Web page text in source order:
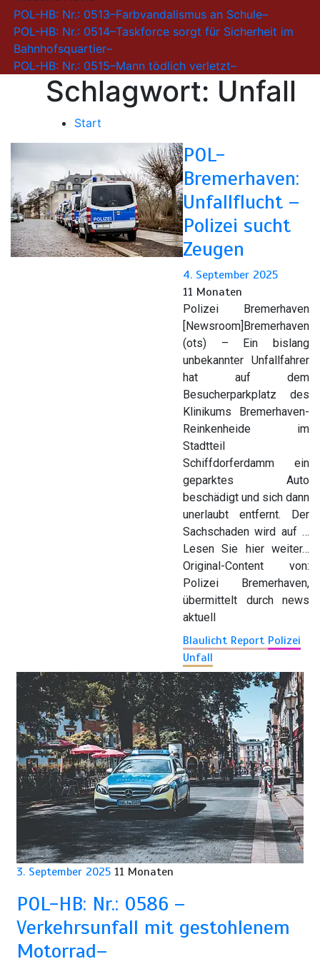
POL-HB: Nr.: 0513–Farbvandalismus an Schule–
POL-HB: Nr.: 0514–Taskforce sorgt für Sicherheit im
Bahnhofsquartier–
POL-HB: Nr.: 0515–Mann tödlich verletzt–
Schlagwort: Unfall
Start
POL-
Bremerhaven:
Unfallflucht –
Polizei sucht
Zeugen
4. September 2025
11 Monaten
Polizei Bremerhaven
[Newsroom]Bremerhaven
(ots) – Ein bislang
unbekannter Unfallfahrer
hat auf dem
Besucherparkplatz des
Klinikums Bremerhaven-
Reinkenheide im
Stadtteil
Schiffdorferdamm ein
geparktes Auto
beschädigt und sich dann
unerlaubt entfernt. Der
Sachschaden wird auf …
Lesen Sie hier weiter…
Original-Content von:
Polizei Bremerhaven,
übermittelt durch news
aktuell
Blaulicht Report Polizei
Unfall
3. September 2025 11 Monaten
POL-HB: Nr.: 0586 –
Verkehrsunfall mit gestohlenem
Motorrad–